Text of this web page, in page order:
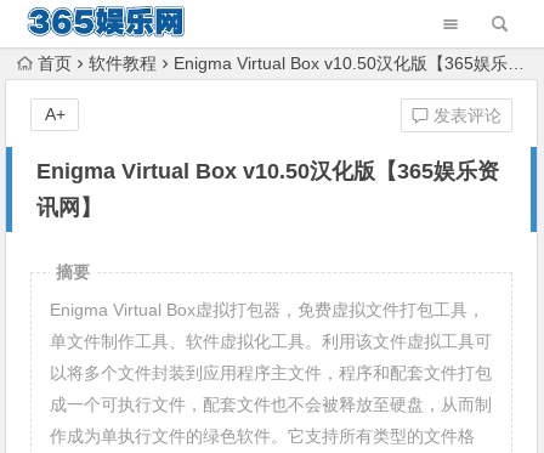
首页 软件教程 Enigma Virtual Box v10.50汉化版【365娱乐资讯网】
Enigma Virtual Box v10.50汉化版【365娱乐资
讯网】
发表评论
A+
摘要
Enigma Virtual Box虚拟打包器，免费虚拟文件打包工具，
单文件制作工具、软件虚拟化工具。利用该文件虚拟工具可
以将多个文件封装到应用程序主文件，程序和配套文件打包
成一个可执行文件，配套文件也不会被释放至硬盘，从而制
作成为单执行文件的绿色软件。它支持所有类型的文件格